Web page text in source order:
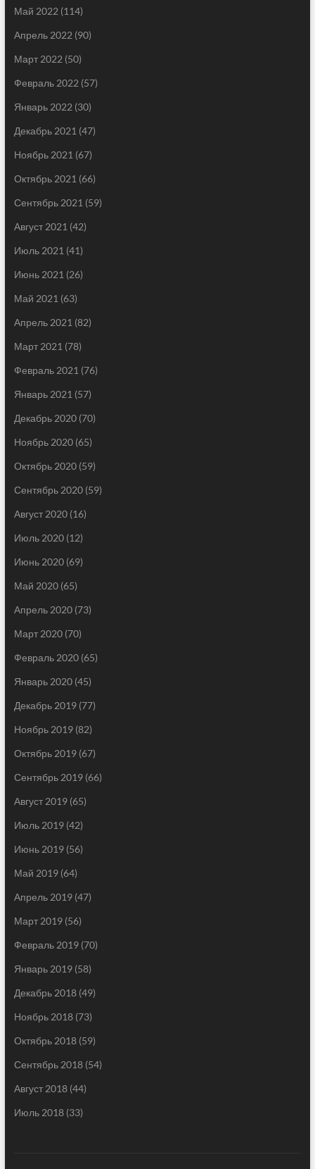
Май 2022 (114)
Апрель 2022 (90)
Март 2022 (50)
Февраль 2022 (57)
Январь 2022 (30)
Декабрь 2021 (47)
Ноябрь 2021 (67)
Октябрь 2021 (66)
Сентябрь 2021 (59)
Август 2021 (42)
Июль 2021 (41)
Июнь 2021 (26)
Май 2021 (63)
Апрель 2021 (82)
Март 2021 (78)
Февраль 2021 (76)
Январь 2021 (57)
Декабрь 2020(70)
Ноябрь 2020(65)
Октябрь 2020(59)
Сентябрь 2020(59)
Август 2020(16)
Июль 2020(12)
Июнь 2020(69)
Май 2020(65)
Апрель 2020(73)
Март 2020(70)
Февраль 2020(65)
Январь 2020(45)
Декабрь 2019(77)
Ноябрь 2019(82)
Октябрь 2019(67)
Сентябрь 2019(66)
Август 2019(65)
Июль 2019(42)
Июнь 2019(56)
Май 2019(64)
Апрель 2019(47)
Март 2019(56)
Февраль 2019(70)
Январь 2019(58)
Декабрь 2018(49)
Ноябрь 2018(73)
Октябрь 2018(59)
Сентябрь 2018(54)
Август 2018(44)
Июль 2018(33)